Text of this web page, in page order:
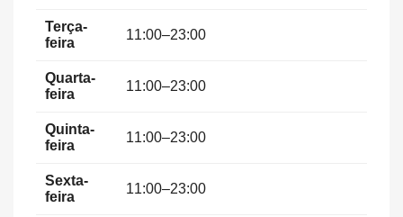
Terça-
feira
11:00–23:00
Quarta-
feira
11:00–23:00
Quinta-
feira
11:00–23:00
Sexta-
feira
11:00–23:00